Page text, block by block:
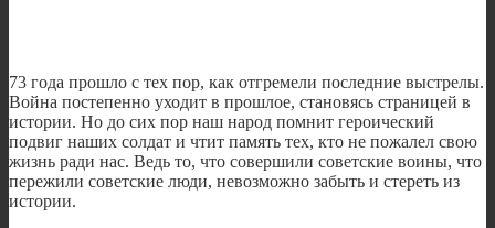
73 года прошло с тех пор, как отгремели последние выстрелы.
Война постепенно уходит в прошлое, становясь страницей в
истории. Но до сих пор наш народ помнит героический
подвиг наших солдат и чтит память тех, кто не пожалел свою
жизнь ради нас. Ведь то, что совершили советские воины, что
пережили советские люди, невозможно забыть и стереть из
истории.